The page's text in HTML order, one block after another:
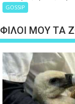
GOSSIP
ΦΙΛΟΙ ΜΟΥ ΤΑ